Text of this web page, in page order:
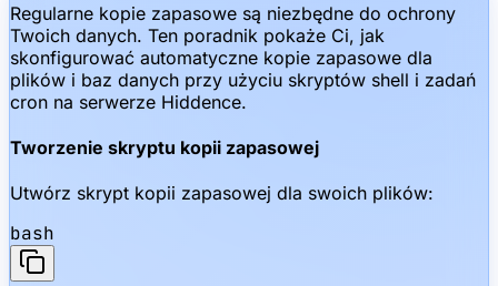
Regularne kopie zapasowe są niezbędne do ochrony
Twoich danych. Ten poradnik pokaże Ci, jak
skonfigurować automatyczne kopie zapasowe dla
plików i baz danych przy użyciu skryptów shell i zadań
cron na serwerze Hiddence.
Tworzenie skryptu kopii zapasowej
Utwórz skrypt kopii zapasowej dla swoich plików:
bash